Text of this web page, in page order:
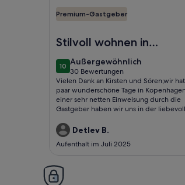
Premium-Gastgeber
Stilvoll wohnen in
Kopenhagen
1010 von 10
Außergewöhnlich
außergewöhnlich
30 Bewertungen
(30
bewertungen)
Vielen Dank an Kirsten und Sören,wir
paar wunderschöne Tage in
einer sehr netten Einweisung durch die
Gastgeber haben wir uns in der
gelegenen Wohnung rundum
wohlgefühlt.Gerne wieder!Detlev und
Detlev B.
Aufenthalt im Juli 2025